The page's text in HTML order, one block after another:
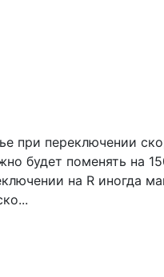
при переключении
будет поменять на
на R иногда